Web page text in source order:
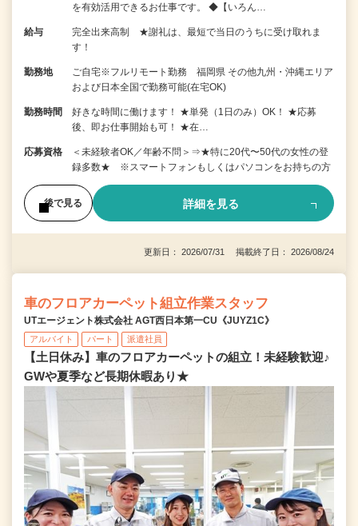
を有効活用できるお仕事です。 ◆【いろん…
給与
完全出来高制 ★謝礼は、最短で当日のうちに受け取れま
す！
勤務地
ご自宅※フルリモート勤務 福岡県 その他九州・沖縄エリア
および日本全国で勤務可能(在宅OK)
勤務時間
好きな時間に働けます！ ★単発（1日のみ）OK！ ★応募
後、即お仕事開始も可！ ★在…
応募資格
＜未経験者OK／年齢不問＞⇒★特に20代〜50代の女性の登
録多数★ ※スマートフォンもしくはパソコンをお持ちの方
後で見る 詳細を見る
更新日： 2026/07/31 掲載終了日： 2026/08/24
車のフロアカーペット組立作業スタッフ
UTエージェント株式会社 AGT西日本第一CU《JUYZ1C》
アルバイト パート 派遣社員
【土日休み】車のフロアカーペットの組立！未経験歓迎♪
GWや夏季など長期休暇あり★